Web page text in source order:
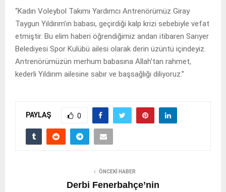
“Kadın Voleybol Takımı Yardımcı Antrenörümüz Giray
Taygun Yıldırım’ın babası, geçirdiği kalp krizi sebebiyle vefat
etmiştir. Bu elim haberi öğrendiğimiz andan itibaren Sarıyer
Belediyesi Spor Kulübü ailesi olarak derin üzüntü içindeyiz.
Antrenörümüzün merhum babasına Allah’tan rahmet,
kederli Yıldırım ailesine sabır ve başsağlığı diliyoruz.”
PAYLAŞ 0
ÖNCEKI HABER
Derbi Fenerbahçe’nin